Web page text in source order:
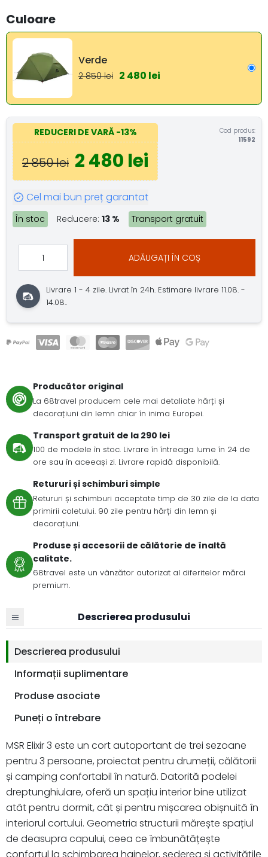
Culoare
Verde
2 850 lei 2 480 lei
REDUCERI DE VARĂ -13%
2 850 lei 2 480 lei
Cod produs:
11592
Cel mai bun preț garantat
În stoc Reducere: 13 % Transport gratuit
ADĂUGAȚI ÎN COȘ
Livrare 1 - 4 zile. Livrat în 24h. Estimare livrare 11.08. -
14.08..
Producător original
La 68travel producem cele mai detaliate hărți și
decorațiuni din lemn chiar în inima Europei.
Transport gratuit de la 290 lei
100 de modele în stoc. Livrare în întreaga lume în 24 de
ore sau în aceeași zi. Livrare rapidă disponibilă.
Retururi și schimburi simple
Retururi și schimburi acceptate timp de 30 zile de la data
primirii coletului. 90 zile pentru hărți din lemn și
decorațiuni.
Produse și accesorii de călătorie de înaltă
calitate.
68travel este un vânzător autorizat al diferitelor mărci
premium.
Descrierea produsului
Descrierea produsului
Informații suplimentare
Produse asociate
Puneți o întrebare
MSR Elixir 3 este un cort autoportant de trei sezoane
pentru 3 persoane, proiectat pentru drumeții, călătorii
și camping confortabil în natură. Datorită podelei
dreptunghiulare, oferă un spațiu interior bine utilizat
atât pentru dormit, cât și pentru mișcarea obișnuită în
interiorul cortului. Geometria structurii mărește spațiul
de deasupra capului, ceea ce îmbunătățește
confortul la schimbarea hainelor, șederea și activitățile